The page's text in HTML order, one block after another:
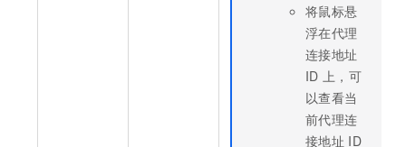
将鼠标悬
浮在代理
连接地址
ID 上，可
以查看当
前代理连
接地址 ID